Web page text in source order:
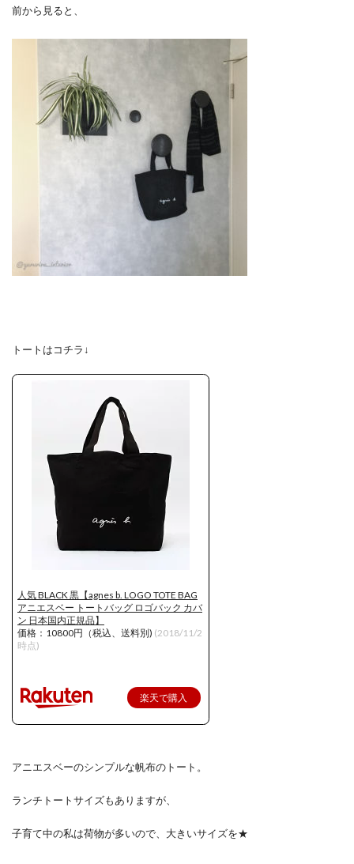
前から見ると、
トートはコチラ↓
人気 BLACK 黒【agnes b. LOGO TOTE BAG
アニエスベー トートバッグ ロゴバック カバ
ン 日本国内正規品】
価格：10800円（税込、送料別) (2018/11/2
時点)
楽天で購入
アニエスベーのシンプルな帆布のトート。
ランチトートサイズもありますが、
子育て中の私は荷物が多いので、大きいサイズを★